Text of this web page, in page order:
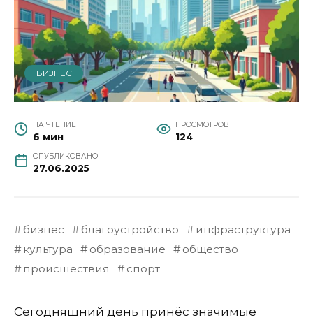
БИЗНЕС
НА ЧТЕНИЕ
6 мин
ПРОСМОТРОВ
124
ОПУБЛИКОВАНО
27.06.2025
бизнес благоустройство
инфраструктура
культура
образование
общество
происшествия
спорт
Сегодняшний день принёс значимые